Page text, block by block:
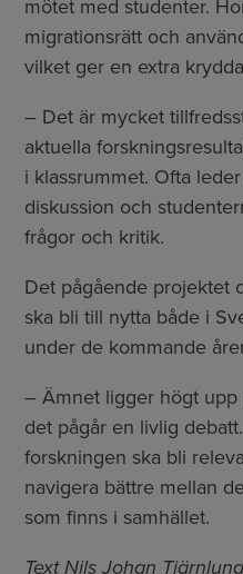
mötet med studenter.
migrationsrätt och
vilket ger en extra
– Det är mycket
aktuella
i klassrummet. Ofta
diskussion och
frågor och kritik.
Det pågående projektet
ska bli till nytta både i
under de kommande
– Ämnet ligger högt
det pågår en livlig
forskningen ska bli
navigera bättre mellan
som finns i samhället.
Text Nils Johan Tjärnlund